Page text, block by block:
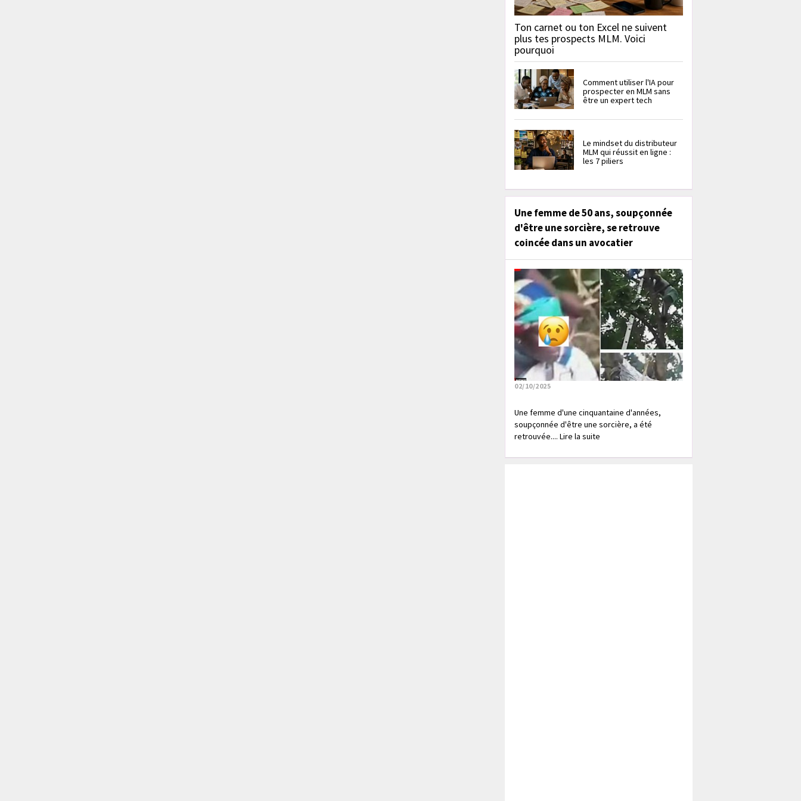
Ton carnet ou ton Excel ne suivent
plus tes prospects MLM. Voici
pourquoi
Comment utiliser l'IA pour
prospecter en MLM sans
être un expert tech
Le mindset du distributeur
MLM qui réussit en ligne :
les 7 piliers
Une femme de 50 ans, soupçonnée
d'être une sorcière, se retrouve
coincée dans un avocatier
02/10/2025
Une femme d'une cinquantaine d'années,
soupçonnée d'être une sorcière, a été
retrouvée.... Lire la suite